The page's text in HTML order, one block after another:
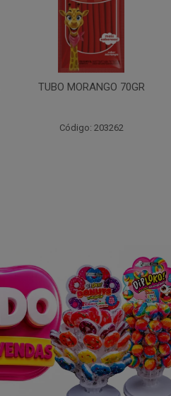
TUBO MORANGO 70GR
Código: 203262